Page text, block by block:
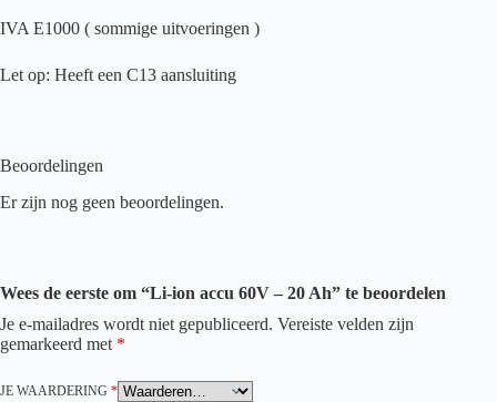
IVA E1000 ( sommige uitvoeringen )
Let op: Heeft een C13 aansluiting
Beoordelingen
Er zijn nog geen beoordelingen.
Wees de eerste om “Li-ion accu 60V – 20 Ah” te beoordelen
Je e-mailadres wordt niet gepubliceerd. Vereiste velden zijn
gemarkeerd met *
JE WAARDERING *